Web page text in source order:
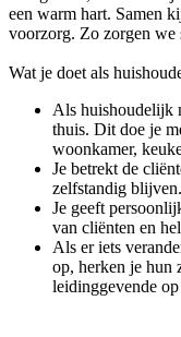
een warm hart. Samen
voorzorg. Zo zorgen we
Wat je doet als
Als huishoudelijk
thuis. Dit doe je
woonkamer,
Je betrekt de
zelfstandig blijven.
Je geeft
van cliënten en
Als er iets
op, herken je hun
leidinggevende